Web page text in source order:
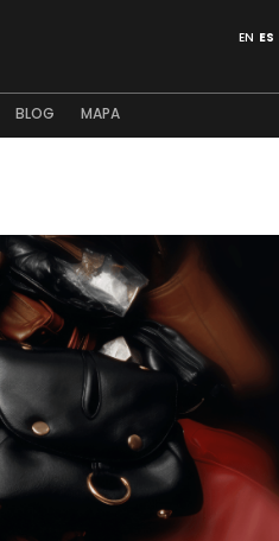
EN ES
BLOG MAPA